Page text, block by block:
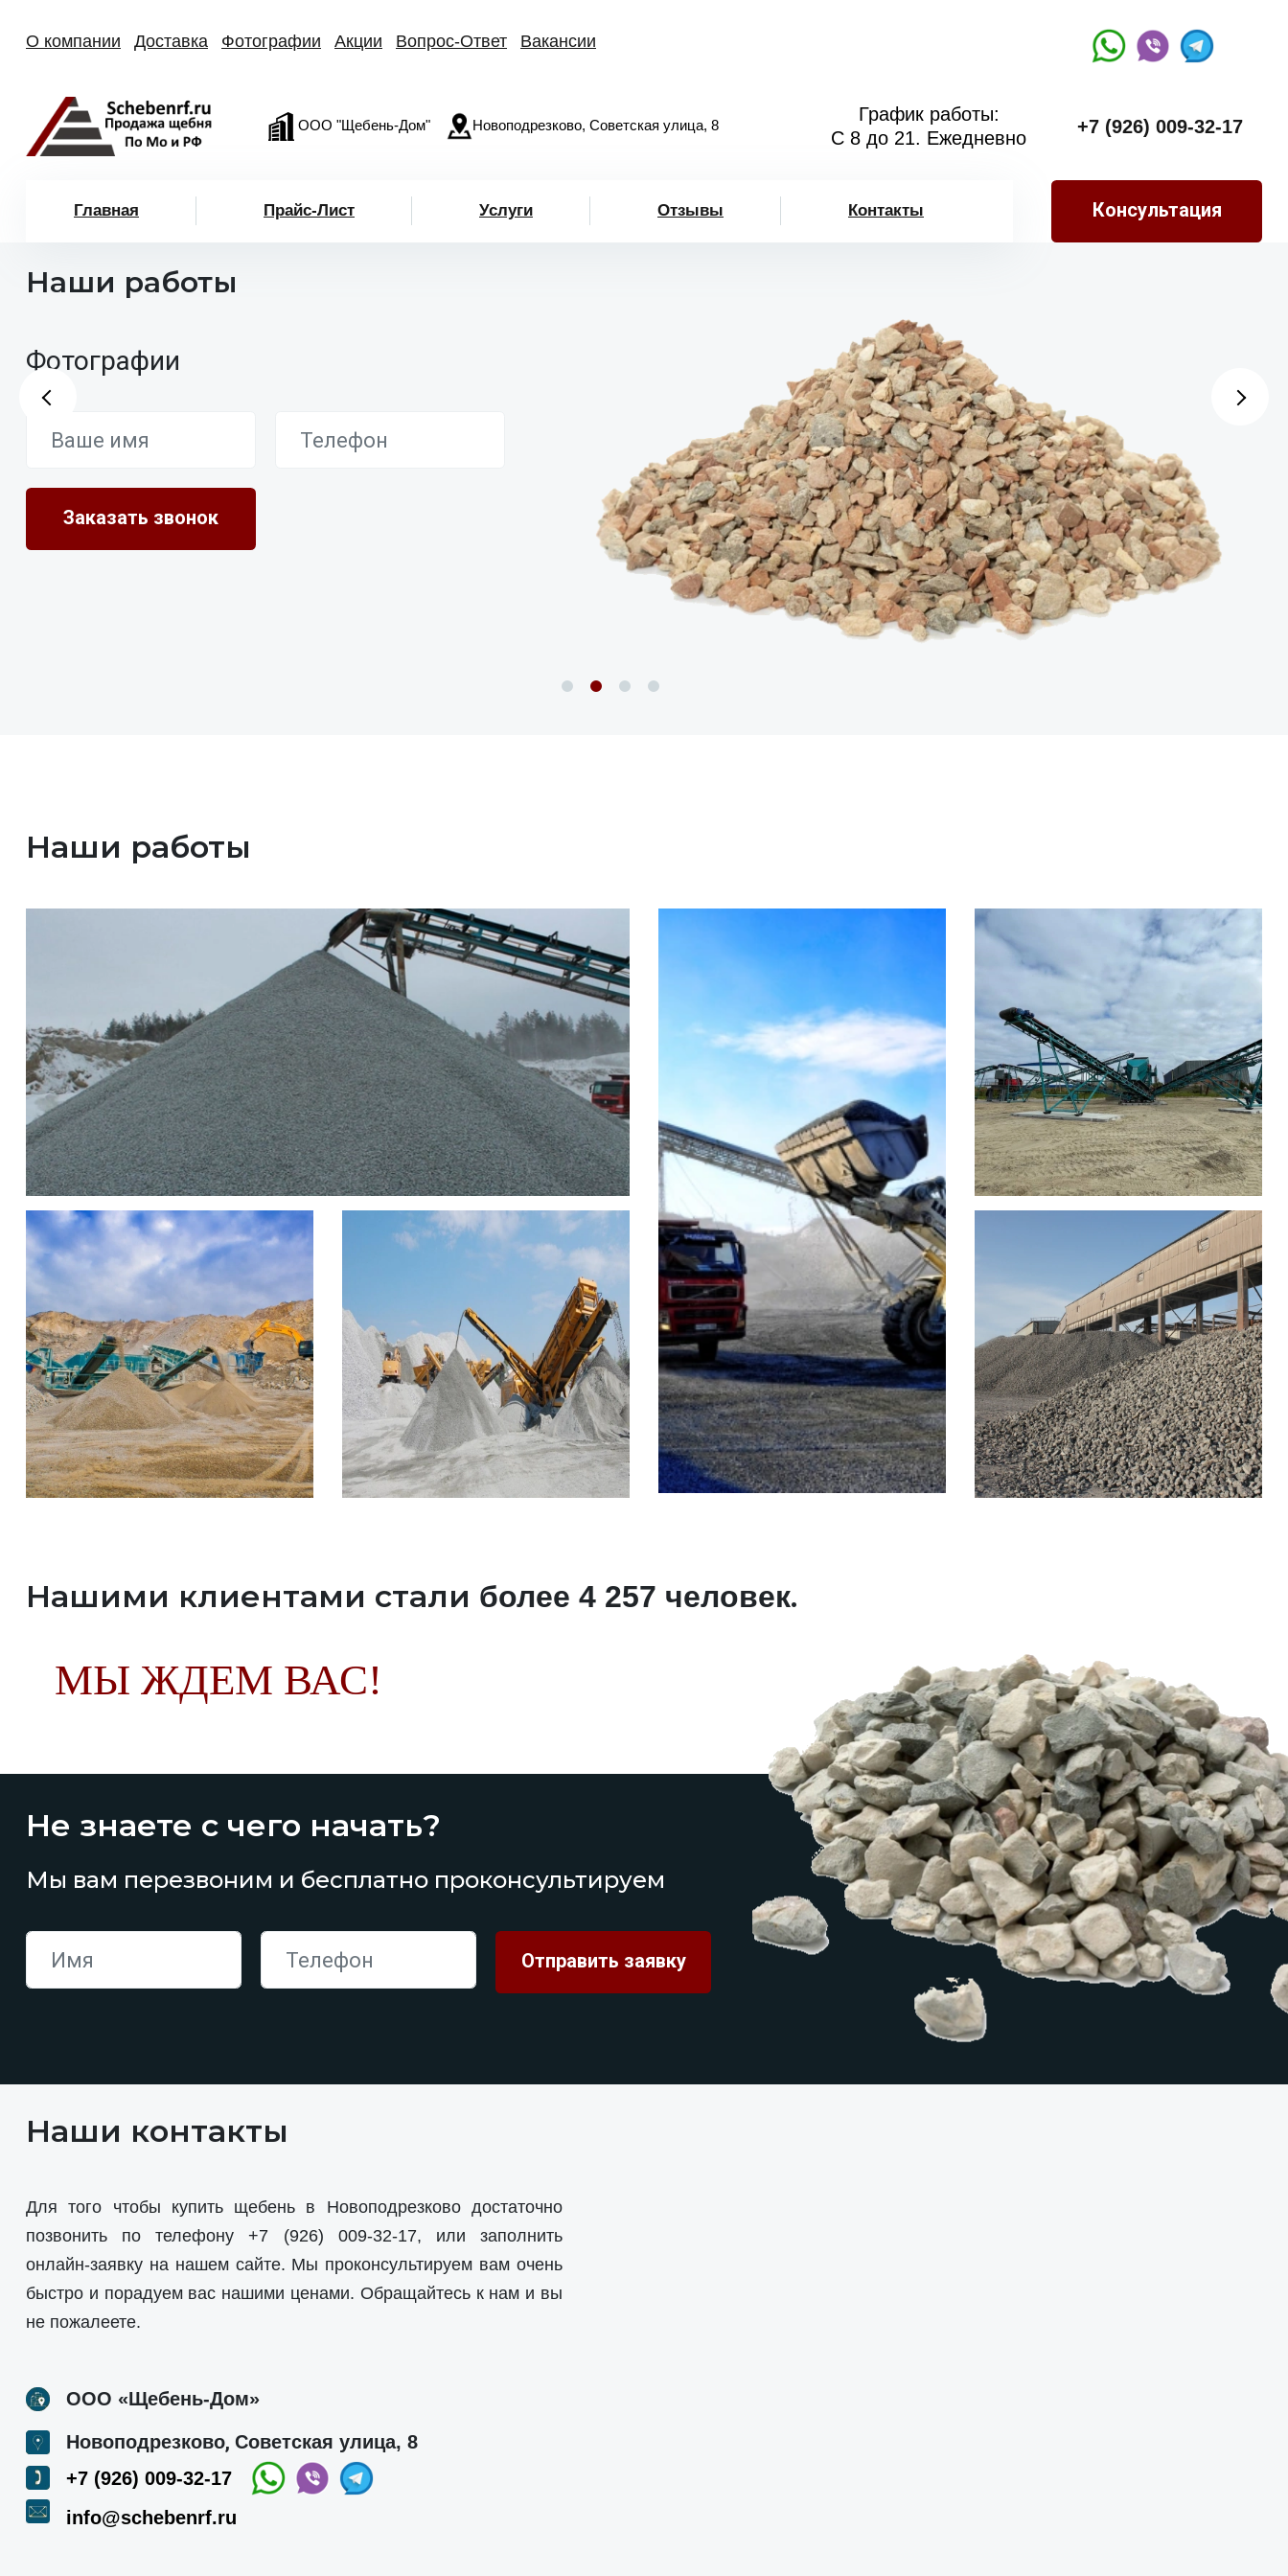
О компании Доставка Фотографии Акции Вопрос-Ответ Вакансии
ООО "Щебень-Дом" Новоподрезково, Советская улица, 8
График работы:
С 8 до 21. Ежедневно
+7 (926) 009-32-17
Главная Прайс-Лист Услуги Отзывы Контакты Консультация
Наши работы
Фотографии
Наши работы
Нашими клиентами стали более 4 257 человек.
МЫ ЖДЕМ ВАС!
Не знаете с чего начать?
Мы вам перезвоним и бесплатно проконсультируем
Наши контакты
Для того чтобы купить щебень в Новоподрезково достаточно
позвонить по телефону+7 (926) 009-32-17, или заполнить
онлайн-заявку на нашем сайте. Мы проконсультируем вам очень
быстро и порадуем вас нашими ценами. Обращайтесь к нам и вы
не пожалеете.
ООО «Щебень-Дом»
Новоподрезково, Советская улица, 8
+7 (926) 009-32-17
info@schebenrf.ru